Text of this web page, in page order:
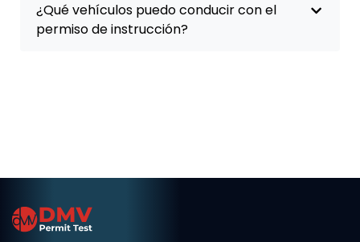
¿Qué vehículos puedo conducir con el
permiso de instrucción?